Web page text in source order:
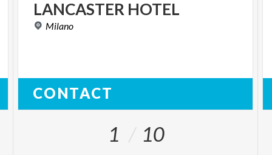
LANCASTER HOTEL
Milano
CONTACT
1 10